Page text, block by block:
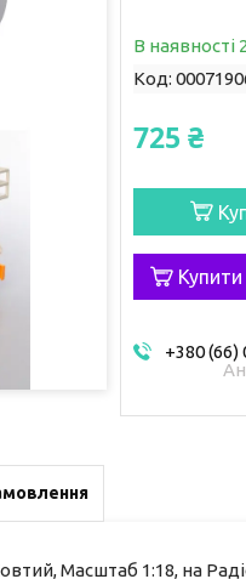
В наявності
Код:
725 ₴
Купити
+380 (66)
Масштаб 1:18, на